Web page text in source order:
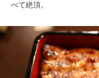
べて絶頂。